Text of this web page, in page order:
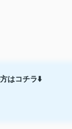
はコチラ⬇️